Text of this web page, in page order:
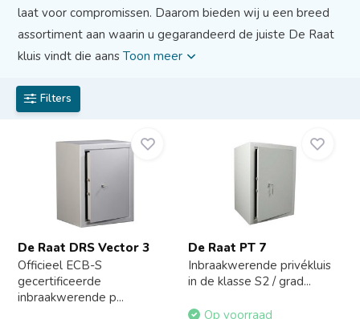
laat voor compromissen. Daarom bieden wij u een breed
assortiment aan waarin u gegarandeerd de juiste De Raat
kluis vindt die aansToon meer
Filters
De Raat DRS Vector 3
Officieel ECB-S
gecertificeerde
inbraakwerende p...
De Raat PT 7
Inbraakwerende privékluis
in de klasse S2 / grad...
Op voorraad